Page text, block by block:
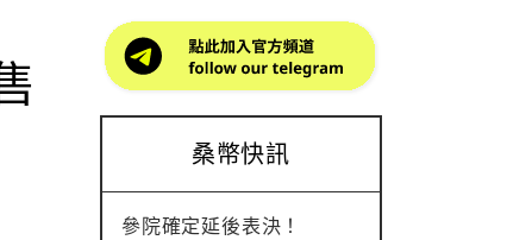
桑幣快訊
參院確定延後表決！